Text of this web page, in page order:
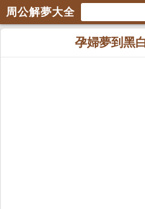
周公解夢大全
孕婦夢到黑